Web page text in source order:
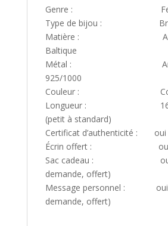
Genre :
Type de bijou :
Matière :
Baltique
Métal :
925/1000
Couleur :
Longueur : 16,5 –
(petit à standard)
Certificat d’authenticité : oui
Écrin offert :
Sac cadeau : oui
demande, offert)
Message personnel : oui
demande, offert)